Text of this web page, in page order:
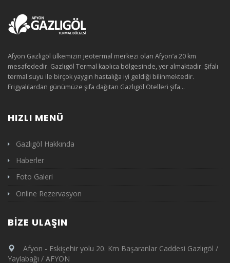
Afyon Gazligöl ülkemizin jeotermal merkezi olan Afyon’a 20 km
mesafededir. Gazlıgöl Termal kaplıca bölgesinde, yer almaktadır. Şifalı
termal suyu ile birçok yaygın hastalığa iyi geldiği bilinmektedir.
Frigyalılardan günümüze şifa dağıtan Gazlıgöl Otelleri şifa...
HIZLI MENÜ
Gazlıgöl Hakkında
Haberler
Foto Galeri
Online Rezervasyon
BIZE ULAŞIN
Afyon - Eskişehir yolu 20. Km Başaranlar Caddesi Gazlıgöl /
Yaylabağı / AFYON